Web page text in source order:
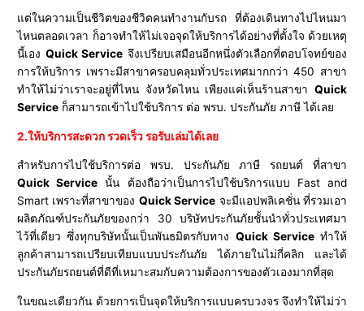
แต่ในความเป็นชีวิตของชีวิตคนทำงานกับรถ ที่ต้องเดินทางไปไหนมา
ไหนตลอดเวลา ก็อาจทำให้ไม่เจอจุดให้บริการได้อย่างที่ตั้งใจ ด้วยเหตุ
นี้เอง Quick Service จึงเปรียบเสมือนอีกหนึ่งตัวเลือกที่ตอบโจทย์ของ
การให้บริการ เพราะมีสาขาครอบคลุมทั่วประเทศมากกว่า 450 สาขา
ทำให้ไม่ว่าเราจะอยู่ที่ไหน จังหวัดไหน เพียงแค่เห็นร้านสาขา Quick
Service ก็สามารถเข้าไปใช้บริการ ต่อ พรบ. ประกันภัย ภาษี ได้เลย
2.ให้บริการสะดวก รวดเร็ว รอรับเล่มได้เลย
สำหรับการไปใช้บริการต่อ พรบ. ประกันภัย ภาษี รถยนต์ ที่สาขา
Quick Service นั้น ต้องถือว่าเป็นการไปใช้บริการแบบ Fast and
Smart เพราะที่สาขาของ Quick Service จะมีแอปพลิเคชั่น ที่รวมเอา
ผลิตภัณฑ์ประกันภัยของกว่า 30 บริษัทประกันภัยชั้นนำทั่วประเทศมา
ไว้ที่เดียว ซึ่งทุกบริษัทนั้นเป็นพันธมิตรกับทาง Quick Serviceทำให้
ลูกค้าสามารถเปรียบเทียบแบบประกันภัย ได้ภายในไม่กี่คลิก และได้
ประกันภัยรถยนต์ที่ดีที่เหมาะสมกับความต้องการของตัวเองมากที่สุด
ในขณะเดียวกัน ด้วยการเป็นจุดให้บริการแบบครบวงจร จึงทำให้ไม่ว่า